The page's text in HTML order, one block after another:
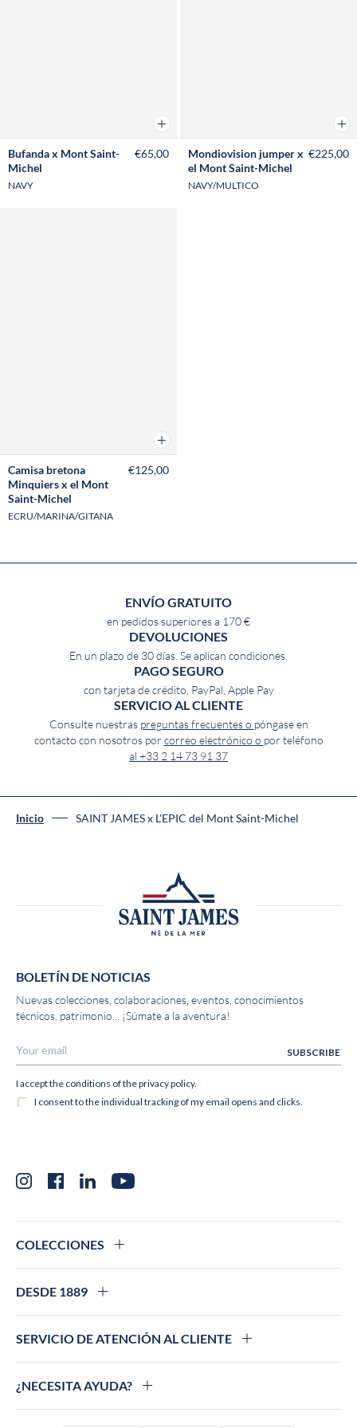
Añadir a la cesta
Bufanda x Mont Saint-
Michel
NAVY
€65,00
Mondiovision jumper x
el Mont Saint-Michel
NAVY/MULTICO
€225,00
Añadir a la cesta
Camisa bretona
Minquiers x el Mont
Saint-Michel
ECRU/MARINA/GITANA
€125,00
ENVÍO GRATUITO
en pedidos superiores a 170 €
DEVOLUCIONES
En un plazo de 30 días. Se aplican condiciones.
PAGO SEGURO
con tarjeta de crédito, PayPal, Apple Pay
SERVICIO AL CLIENTE
Consulte nuestras preguntas frecuentes o póngase en
contacto con nosotros por correo electrónico o por teléfono
al +33 2 14 73 91 37
Inicio SAINT JAMES x L'EPIC del Mont Saint-Michel
BOLETÍN DE NOTICIAS
Nuevas colecciones, colaboraciones, eventos, conocimientos
técnicos, patrimonio... ¡Súmate a la aventura!
InstagramFacebookLinkedInYouTube
COLECCIONES
DESDE 1889
SERVICIO DE ATENCIÓN AL CLIENTE
¿NECESITA AYUDA?